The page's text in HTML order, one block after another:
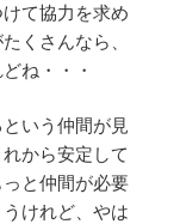
て協力を求め
くさんなら、
ね・・・
いう仲間が見
から安定して
と仲間が必要
けれど、やは